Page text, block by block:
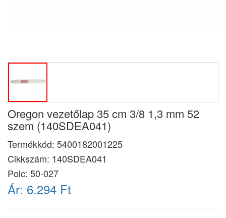
Oregon vezetőlap 35 cm 3/8 1,3 mm 52
szem (140SDEA041)
Termékkód: 5400182001225
Cikkszám: 140SDEA041
Polc: 50-027
Ár: 6.294 Ft